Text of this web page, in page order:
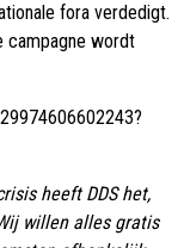
fora verdedigt.
campagne wordt
heeft DDS het,
willen alles gratis